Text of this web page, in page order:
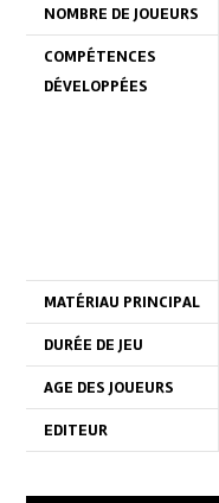
NOMBRE DE JOUEURS
COMPÉTENCES
DÉVELOPPÉES
MATÉRIAU PRINCIPAL
DURÉE DE JEU
AGE DES JOUEURS
EDITEUR